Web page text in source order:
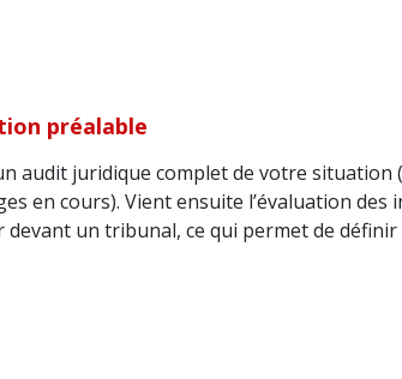
préalable
audit juridique complet de votre situation
en cours). Vient ensuite l’évaluation des
un tribunal, ce qui permet de définir